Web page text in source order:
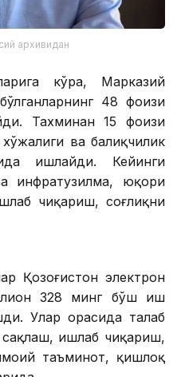
архивидан
кўра, Марказий
48 фоизи
Тахминан 15 фоизи
ва балиқчилик
ишлайди. Кейинги
инфратузилма, юқори
чиқариш, соғлиқни
Қозоғистон электрон
328 минг бўш иш
Улар орасида талаб
ишлаб чиқариш,
таъминот, қишлоқ